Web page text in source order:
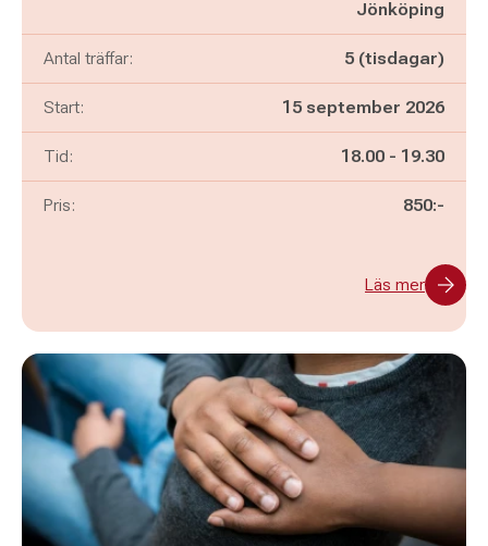
Jönköping
Antal träffar: 5 (tisdagar)
Start: 15 september 2026
Tid: Pågår mellan
18.00 - och
19.30
Pris: 850:-
Läs mer